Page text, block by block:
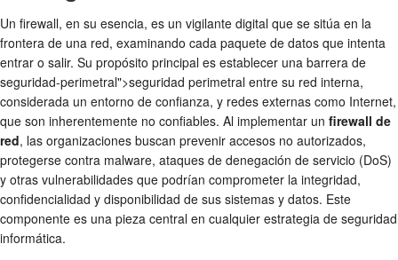
Un firewall, en su esencia, es un vigilante digital que se sitúa en la
frontera de una red, examinando cada paquete de datos que intenta
entrar o salir. Su propósito principal es establecer una barrera de
seguridad-perimetral">seguridad perimetral entre su red interna,
considerada un entorno de confianza, y redes externas como Internet,
que son inherentemente no confiables. Al implementar un firewall de
red, las organizaciones buscan prevenir accesos no autorizados,
protegerse contra malware, ataques de denegación de servicio (DoS)
y otras vulnerabilidades que podrían comprometer la integridad,
confidencialidad y disponibilidad de sus sistemas y datos. Este
componente es una pieza central en cualquier estrategia de seguridad
informática.